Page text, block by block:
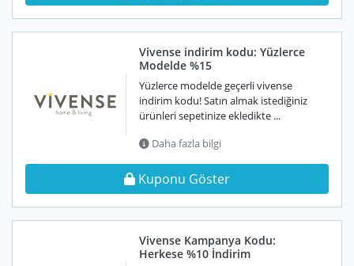
Vivense indirim kodu: Yüzlerce
Modelde %15
Yüzlerce modelde geçerli vivense
indirim kodu! Satın almak istediğiniz
ürünleri sepetinize ekledikte ...
Daha fazla bilgi
Kuponu Göster
Vivense Kampanya Kodu:
Herkese %10 İndirim